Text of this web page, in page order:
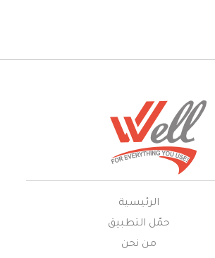
الرئيسية
حمّل التطبيق
من نحن